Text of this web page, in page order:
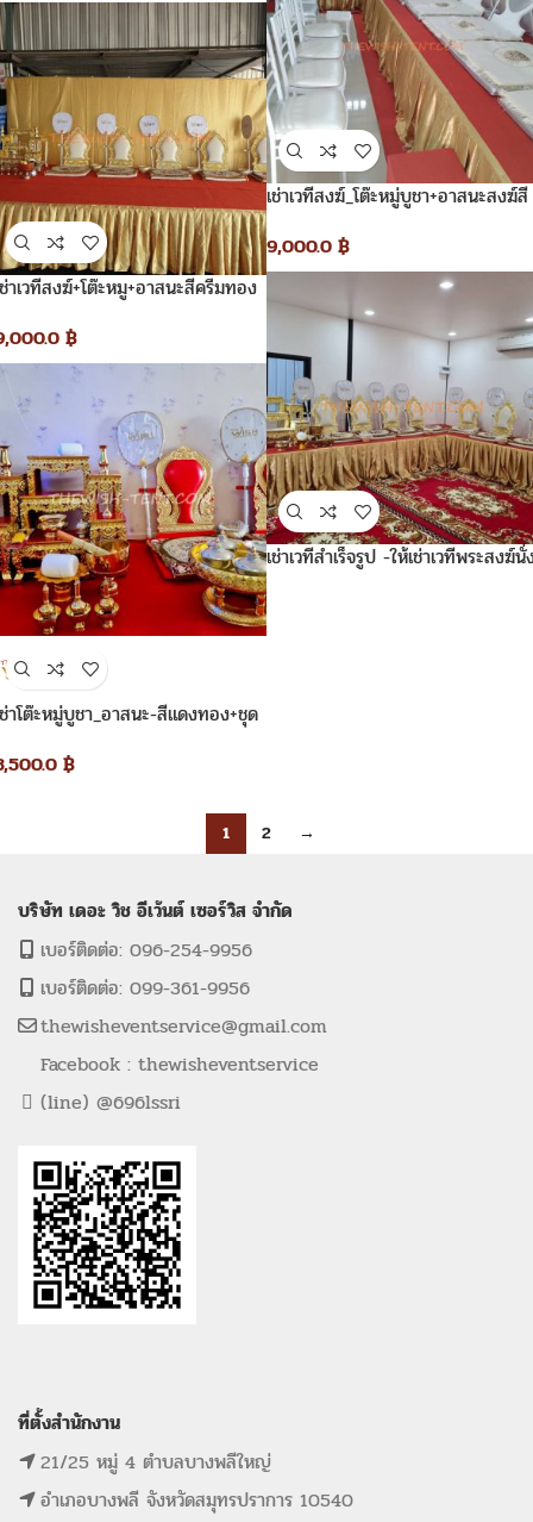
เช่าเวทีสงฆ์_โต๊ะหมู่บูชา+อาสนะสงฆ์สี
9,000.0 ฿
าเวทีสงฆ์+โต๊ะหมู+อาสนะสีครีมทอง
฿
เช่าเวทีสำเร็จรูป -ให้เช่าเวทีพระสงฆ์นั่
าโต๊ะหมู่บูชา_อาสนะ-สีแดงทอง+ชุด
฿
1 2 →
บริษัท เดอะ วิช อีเว้นต์ เซอร์วิส จำกัด
เบอร์ติดต่อ: 096-254-9956
เบอร์ติดต่อ: 099-361-9956
thewisheventservice@gmail.com
Facebook : thewisheventservice
(line) @696lssri
ที่ตั้งสำนักงาน
21/25 หมู่ 4 ตำบลบางพลีใหญ่
อำเภอบางพลี จังหวัดสมุทรปราการ 10540